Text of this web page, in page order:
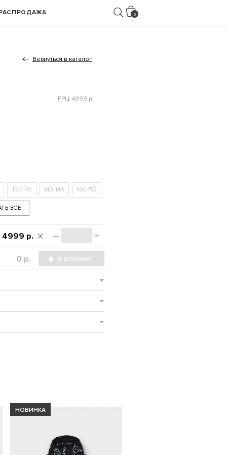
Вернуться в каталог
РРЦ: 4999 р.
134-140 140-146 146-152
ВСЕ
– +
4999 р.
р.
НОВИНКА